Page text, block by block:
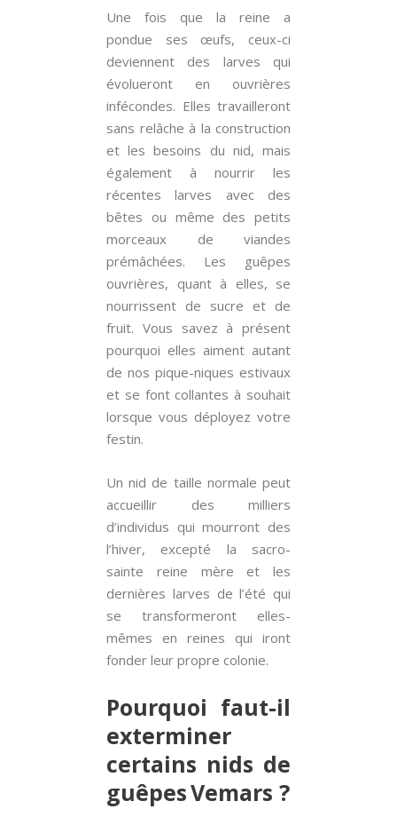
Une fois que la reine a
pondue ses œufs, ceux-ci
deviennent des larves qui
évolueront en ouvrières
infécondes. Elles travailleront
sans relâche à la construction
et les besoins du nid, mais
également à nourrir les
récentes larves avec des
bêtes ou même des petits
morceaux de viandes
prémâchées. Les guêpes
ouvrières, quant à elles, se
nourrissent de sucre et de
fruit. Vous savez à présent
pourquoi elles aiment autant
de nos pique-niques estivaux
et se font collantes à souhait
lorsque vous déployez votre
festin.
Un nid de taille normale peut
accueillir des milliers
d’individus qui mourront des
l’hiver, excepté la sacro-
sainte reine mère et les
dernières larves de l’été qui
se transformeront elles-
mêmes en reines qui iront
fonder leur propre colonie.
Pourquoi faut-il
exterminer
certains nids de
guêpes Vemars ?